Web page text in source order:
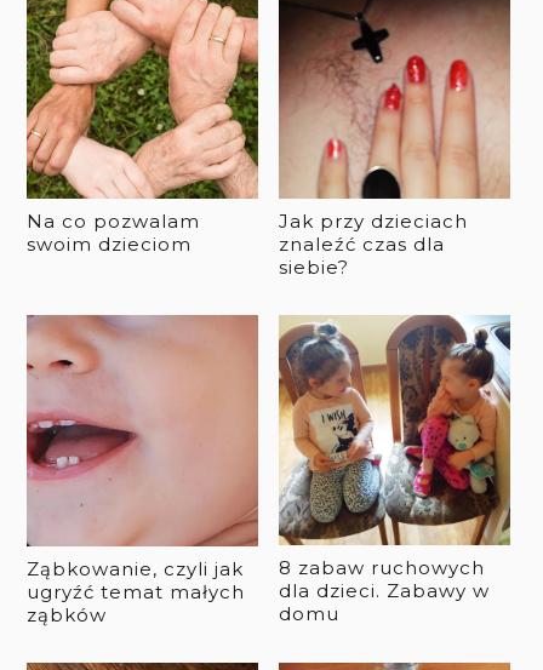
Na co pozwalam
swoim dzieciom
Jak przy dzieciach
znaleźć czas dla
siebie?
Ząbkowanie, czyli jak
ugryźć temat małych
ząbków
8 zabaw ruchowych
dla dzieci. Zabawy w
domu